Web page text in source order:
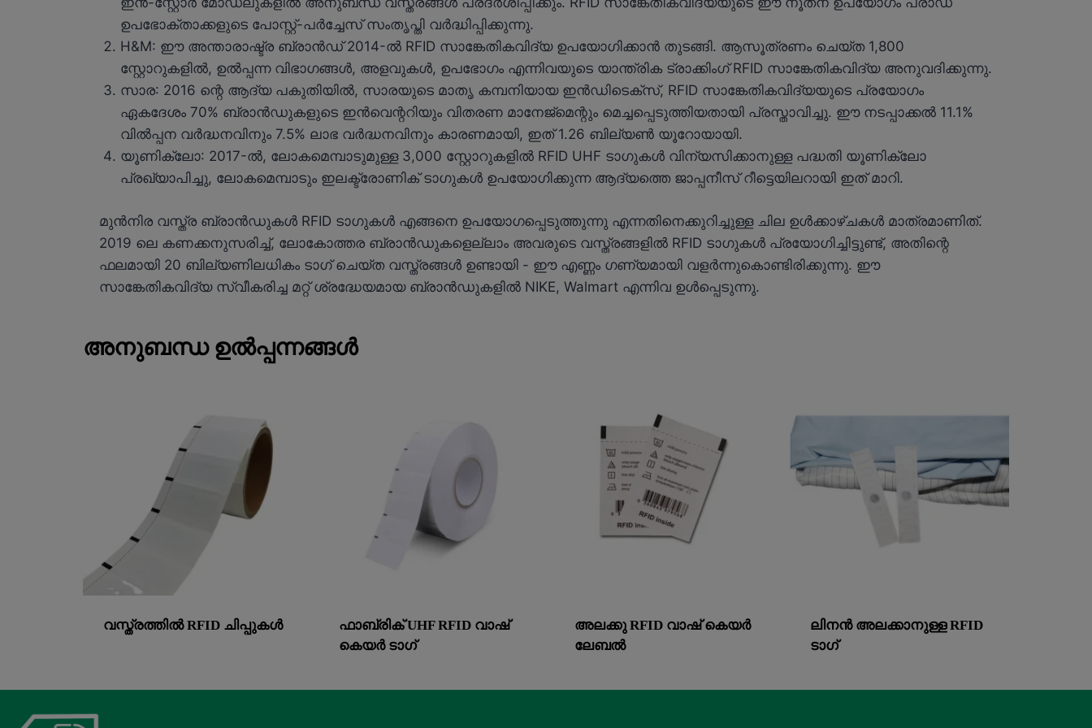
ഉപഭോക്താക്കളുടെ പോസ്റ്റ്-പർച്ചേസ് സംതൃപ്തി വർദ്ധിപ്പിക്കുന്നു.
H&M: ഈ അന്താരാഷ്ട്ര ബ്രാൻഡ് 2014-ൽ RFID സാങ്കേതികവിദ്യ ഉപയോഗിക്കാൻ തുടങ്ങി. ആസൂത്രണം ചെയ്ത 1,800
സ്റ്റോറുകളിൽ, ഉൽപ്പന്ന വിഭാഗങ്ങൾ, അളവുകൾ, ഉപഭോഗം എന്നിവയുടെ യാന്ത്രിക ട്രാക്കിംഗ് RFID സാങ്കേതികവിദ്യ അനുവദിക്കുന്നു.
സാര: 2016 ന്റെ ആദ്യ പകുതിയിൽ, സാരയുടെ മാതൃ കമ്പനിയായ ഇൻഡിടെക്സ്, RFID സാങ്കേതികവിദ്യയുടെ പ്രയോഗം
ഏകദേശം 70% ബ്രാൻഡുകളുടെ ഇൻവെന്ററിയും വിതരണ മാനേജ്മെന്റും മെച്ചപ്പെടുത്തിയതായി പ്രസ്താവിച്ചു. ഈ നടപ്പാക്കൽ 11.1%
വിൽപ്പന വർദ്ധനവിനും 7.5% ലാഭ വർദ്ധനവിനും കാരണമായി, ഇത് 1.26 ബില്യൺ യൂറോയായി.
യൂണിക്ലോ: 2017-ൽ, ലോകമെമ്പാടുമുള്ള 3,000 സ്റ്റോറുകളിൽ RFID UHF ടാഗുകൾ വിന്യസിക്കാനുള്ള പദ്ധതി യൂണിക്ലോ
പ്രഖ്യാപിച്ചു, ലോകമെമ്പാടും ഇലക്ട്രോണിക് ടാഗുകൾ ഉപയോഗിക്കുന്ന ആദ്യത്തെ ജാപ്പനീസ് റീട്ടെയിലറായി ഇത് മാറി.
മുൻനിര വസ്ത്ര ബ്രാൻഡുകൾ RFID ടാഗുകൾ എങ്ങനെ ഉപയോഗപ്പെടുത്തുന്നു എന്നതിനെക്കുറിച്ചുള്ള ചില ഉൾക്കാഴ്ചകൾ മാത്രമാണിത്.
2019 ലെ കണക്കനുസരിച്ച്, ലോകോത്തര ബ്രാൻഡുകളെല്ലാം അവരുടെ വസ്ത്രങ്ങളിൽ RFID ടാഗുകൾ പ്രയോഗിച്ചിട്ടുണ്ട്, അതിന്റെ
ഫലമായി 20 ബില്യണിലധികം ടാഗ് ചെയ്ത വസ്ത്രങ്ങൾ ഉണ്ടായി - ഈ എണ്ണം ഗണ്യമായി വളർന്നുകൊണ്ടിരിക്കുന്നു. ഈ
സാങ്കേതികവിദ്യ സ്വീകരിച്ച മറ്റ് ശ്രദ്ധേയമായ ബ്രാൻഡുകളിൽ NIKE, Walmart എന്നിവ ഉൾപ്പെടുന്നു.
അനുബന്ധ ഉൽപ്പന്നങ്ങൾ
വസ്ത്രത്തിൽ RFID ചിപ്പുകൾ
ഫാബ്രിക് UHF RFID വാഷ്
കെയർ ടാഗ്
അലക്കു RFID വാഷ് കെയർ
ലേബൽ
ലിനൻ അലക്കാനുള്ള RFID
ടാഗ്